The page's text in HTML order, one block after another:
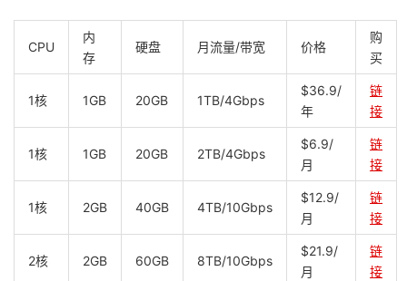
CPU
内
存
硬盘 月流量/带宽 价格
购
买
1核 1GB 20GB 1TB/4Gbps
$36.9/
年
链
接
1核 1GB 20GB 2TB/4Gbps
$6.9/
月
链
接
1核 2GB 40GB 4TB/10Gbps
$12.9/
月
链
接
2核 2GB 60GB 8TB/10Gbps
$21.9/
月
链
接